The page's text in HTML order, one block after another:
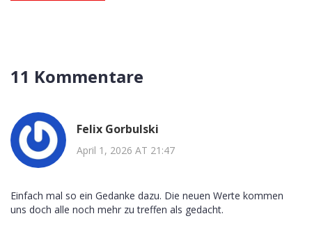
11 Kommentare
Felix Gorbulski
April 1, 2026 AT 21:47
Einfach mal so ein Gedanke dazu. Die neuen Werte kommen
uns doch alle noch mehr zu treffen als gedacht.